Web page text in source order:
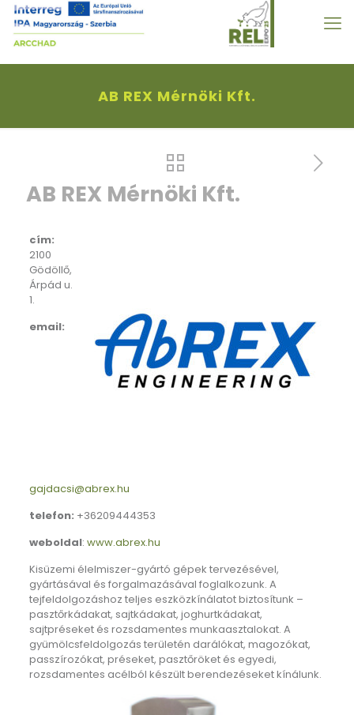
AB REX Mérnöki Kft.
AB REX Mérnöki Kft.
cím:
2100
Gödöllő,
Árpád u.
1.
email:
gajdacsi@abrex.hu
telefon: +36209444353
weboldal: www.abrex.hu
Kisüzemi élelmiszer-gyártó gépek tervezésével,
gyártásával és forgalmazásával foglalkozunk. A
tejfeldolgozáshoz teljes eszközkínálatot biztosítunk –
pasztőrkádakat, sajtkádakat, joghurtkádakat,
sajtpréseket és rozsdamentes munkaasztalokat. A
gyümölcsfeldolgozás területén darálókat, magozókat,
passzírozókat, préseket, pasztőröket és egyedi,
rozsdamentes acélból készült berendezéseket kínálunk.